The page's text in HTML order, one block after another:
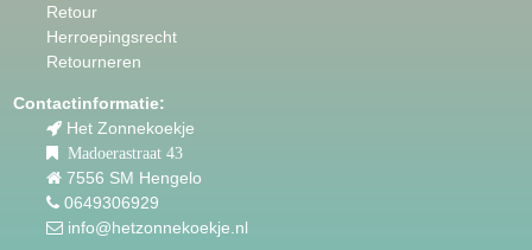
Retour
Herroepingsrecht
Retourneren
Contactinformatie:
Het Zonnekoekje
Madoerastraat 43
7556 SM Hengelo
0649306929
info@hetzonnekoekje.nl